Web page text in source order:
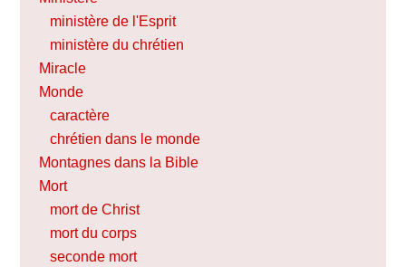
ministère de l'Esprit
ministère du chrétien
Miracle
Monde
caractère
chrétien dans le monde
Montagnes dans la Bible
Mort
mort de Christ
mort du corps
seconde mort